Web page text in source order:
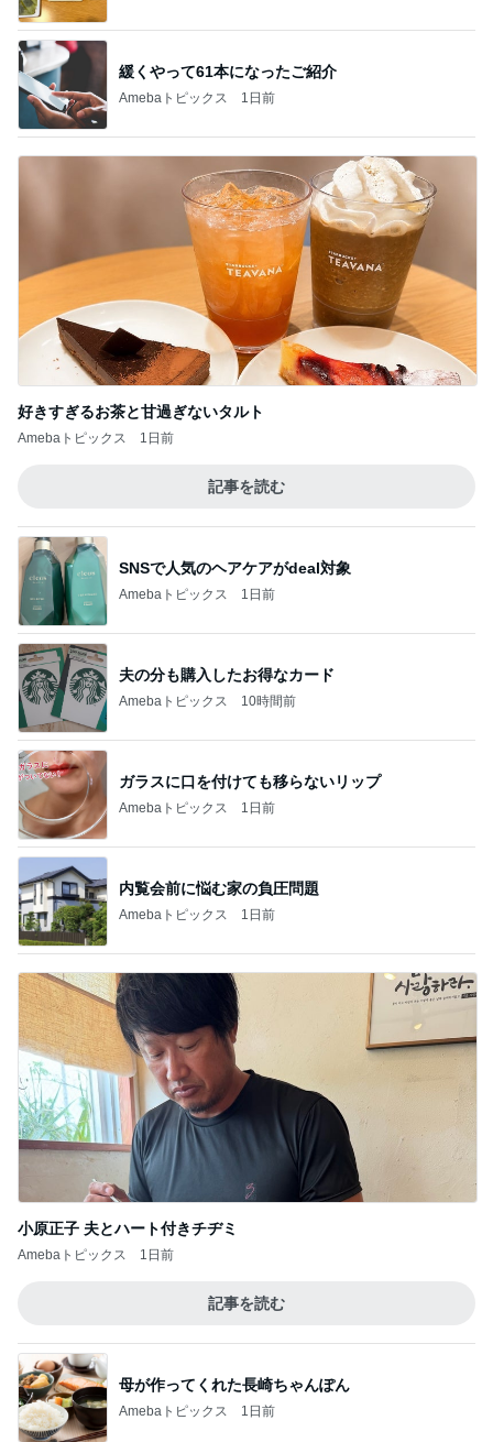
緩くやって61本になったご紹介
Amebaトピックス 1日前
好きすぎるお茶と甘過ぎないタルト
Amebaトピックス 1日前
記事を読む
SNSで人気のヘアケアがdeal対象
Amebaトピックス 1日前
夫の分も購入したお得なカード
Amebaトピックス 10時間前
ガラスに口を付けても移らないリップ
Amebaトピックス 1日前
内覧会前に悩む家の負圧問題
Amebaトピックス 1日前
小原正子 夫とハート付きチヂミ
Amebaトピックス 1日前
記事を読む
母が作ってくれた長崎ちゃんぽん
Amebaトピックス 1日前